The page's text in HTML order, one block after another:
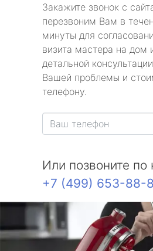
Закажите звонок с
перезвоним Вам в
минуты для
визита мастера на дом
детальной
Вашей проблемы и
телефону.
Или позвоните по
+7 (499) 653-88-